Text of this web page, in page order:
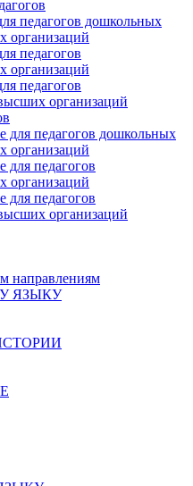
педагогов дошкольных
организаций
педагогов
организаций
педагогов
организаций
для педагогов дошкольных
организаций
для педагогов
организаций
для педагогов
организаций
направлениям
ЯЗЫКУ